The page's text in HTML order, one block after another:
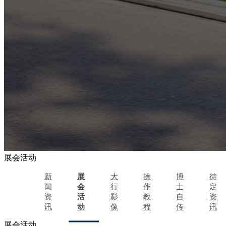
展会活动
新
闻
资
讯
展
会
活
动
大
行
影
像
操
作
教
程
博
士
自
传
待
定
资
讯